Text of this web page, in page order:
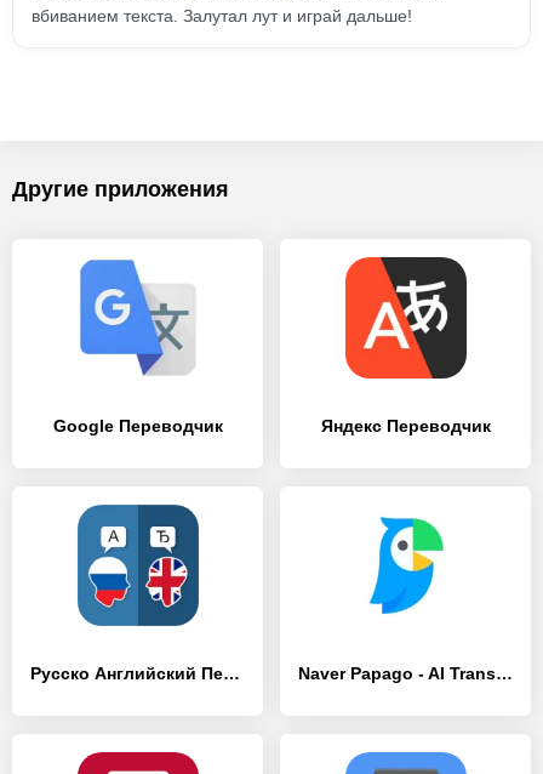
вбиванием текста. Залутал лут и играй дальше!
Другие приложения
Google Переводчик Яндекс Переводчик
Русско Английский Переводчик Naver Papago - AI Translator